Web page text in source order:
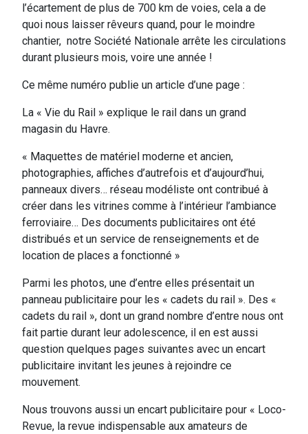
l’écartement de plus de 700 km de voies, cela a de
quoi nous laisser rêveurs quand, pour le moindre
chantier, notre Société Nationale arrête les circulations
durant plusieurs mois, voire une année !
Ce même numéro publie un article d’une page :
La « Vie du Rail » explique le rail dans un grand
magasin du Havre.
« Maquettes de matériel moderne et ancien,
photographies, affiches d’autrefois et d’aujourd’hui,
panneaux divers… réseau modéliste ont contribué à
créer dans les vitrines comme à l’intérieur l’ambiance
ferroviaire… Des documents publicitaires ont été
distribués et un service de renseignements et de
location de places a fonctionné »
Parmi les photos, une d’entre elles présentait un
panneau publicitaire pour les « cadets du rail ». Des «
cadets du rail », dont un grand nombre d’entre nous ont
fait partie durant leur adolescence, il en est aussi
question quelques pages suivantes avec un encart
publicitaire invitant les jeunes à rejoindre ce
mouvement.
Nous trouvons aussi un encart publicitaire pour « Loco-
Revue, la revue indispensable aux amateurs de